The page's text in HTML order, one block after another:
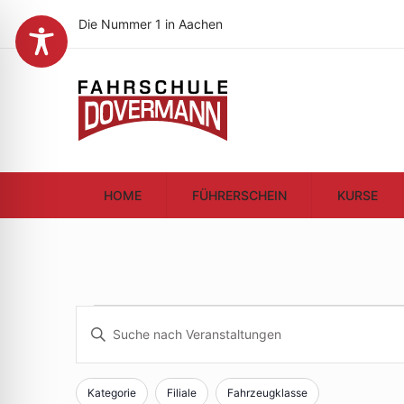
Die Nummer 1 in Aachen
HOME FÜHRERSCHEIN KURSE
Veranstaltungen
für
Veranstaltungen
Suche
Bitte
eingeben.
Kategorie Filiale Fahrzeugklasse